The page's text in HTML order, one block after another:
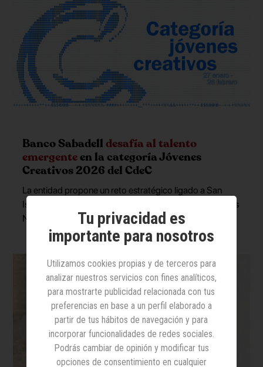
Banco Sabadelldesafía al talento
emergenteen la categoría Jóvenes
Creativos 2026 del CdeC
La entidad propone un reto estratégico ligado a San
Isidro para reforzar su vínculo con Madrid en los Premios
Nacionales de CreatividadTu privacidad es
importante para nosotros
Utilizamos cookies propias y de terceros para
analizar nuestros servicios con fines analíticos,
para mostrarte publicidad relacionada con tus
preferencias en base a un perfil elaborado a
partir de tus hábitos de navegación y para
incorporar funcionalidades de redes sociales.
Podrás cambiar de opinión y modificar tus
opciones de consentimiento en cualquier